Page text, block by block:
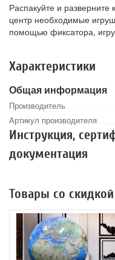
Распакуйте и
центр необходимые
помощью фиксатора,
Характеристики
Общая информация
Производитель
Артикул производителя
Инструкция,
документация
Товары со скидкой